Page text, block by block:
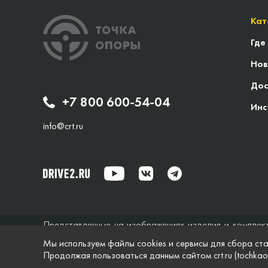
+7 800 600-54-04
info@crt.ru
Представленные на изображениях изделия и
исключительно справочный характер и ни при каких
не дает гарантий по поводу своевременности,
характеристики и комплектация изделий, указанные
Мы используем файлы cookies и сервисы для сбора
Продолжая пользоваться данным сайтом crt.ru